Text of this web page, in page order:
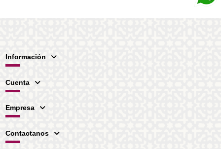
Información
Cuenta
Empresa
Contactanos